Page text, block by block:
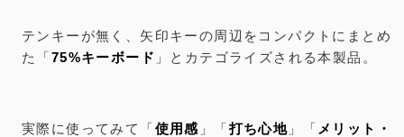
テンキーが無く、矢印キーの周辺をコンパクトにまとめ
た「75%キーボード 」とカテゴライズされる本製品。
実際に使ってみて「使用感 」「打ち心地 」「 メリット・